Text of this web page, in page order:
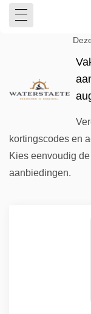
kortingscodes en
Kies eenvoudig
aanbiedingen.